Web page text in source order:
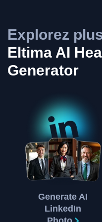
Explorez
Eltima AI
Generator
Generate AI
LinkedIn